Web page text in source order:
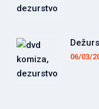
06/03/